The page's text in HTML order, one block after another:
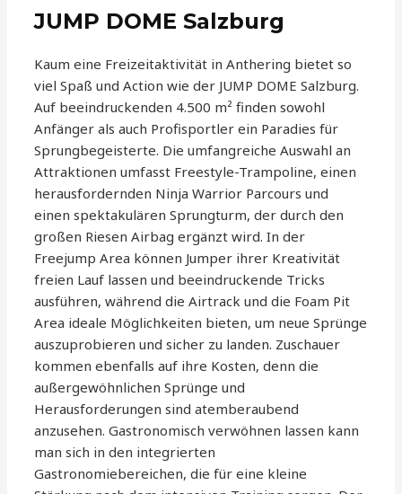
JUMP DOME Salzburg
Kaum eine Freizeitaktivität in Anthering bietet so
viel Spaß und Action wie der JUMP DOME Salzburg.
Auf beeindruckenden 4.500 m² finden sowohl
Anfänger als auch Profisportler ein Paradies für
Sprungbegeisterte. Die umfangreiche Auswahl an
Attraktionen umfasst Freestyle-Trampoline, einen
herausfordernden Ninja Warrior Parcours und
einen spektakulären Sprungturm, der durch den
großen Riesen Airbag ergänzt wird. In der
Freejump Area können Jumper ihrer Kreativität
freien Lauf lassen und beeindruckende Tricks
ausführen, während die Airtrack und die Foam Pit
Area ideale Möglichkeiten bieten, um neue Sprünge
auszuprobieren und sicher zu landen. Zuschauer
kommen ebenfalls auf ihre Kosten, denn die
außergewöhnlichen Sprünge und
Herausforderungen sind atemberaubend
anzusehen. Gastronomisch verwöhnen lassen kann
man sich in den integrierten
Gastronomiebereichen, die für eine kleine